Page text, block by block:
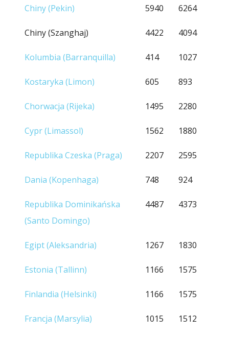
Chiny (Pekin) 5940 6264
Chiny (Szanghaj) 4422 4094
Kolumbia (Barranquilla) 414 1027
Kostaryka (Limon) 605 893
Chorwacja (Rijeka) 1495 2280
Cypr (Limassol) 1562 1880
Republika Czeska (Praga) 2207 2595
Dania (Kopenhaga) 748 924
Republika Dominikańska
(Santo Domingo)
4487 4373
Egipt (Aleksandria) 1267 1830
Estonia (Tallinn) 1166 1575
Finlandia (Helsinki) 1166 1575
Francja (Marsylia) 1015 1512